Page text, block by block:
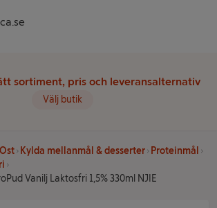
sortiment, pris och leveransalternativ
Välj butik
Kylda mellanmål & desserter
Proteinmål
Vanilj Laktosfri 1,5% 330ml NJIE